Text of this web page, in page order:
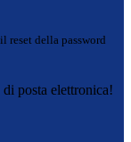
reset della password
posta elettronica!